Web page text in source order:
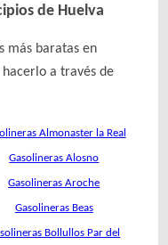
de Huelva
más baratas en
hacerlo a través de
Almonaster la Real
Gasolineras Alosno
Gasolineras Aroche
Gasolineras Beas
Bollullos Par del